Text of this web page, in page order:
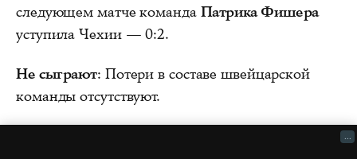
следующем матче команда Патрика Фишера
уступила Чехии — 0:2.
Не сыграют: Потери в составе швейцарской
команды отсутствуют.
...